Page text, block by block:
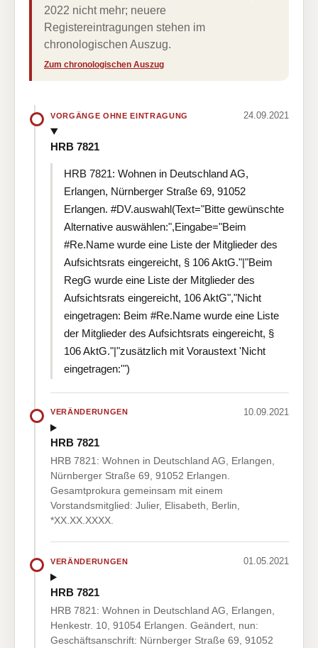
2022 nicht mehr; neuere
Registereintragungen stehen im
chronologischen Auszug.
Zum chronologischen Auszug
VORGÄNGE OHNE EINTRAGUNG 24.09.2021
HRB 7821
HRB 7821: Wohnen in Deutschland AG,
Erlangen, Nürnberger Straße 69, 91052
Erlangen. #DV.auswahl(Text="Bitte gewünschte
Alternative auswählen:",Eingabe="Beim
#Re.Name wurde eine Liste der Mitglieder des
Aufsichtsrats eingereicht, § 106 AktG."|"Beim
RegG wurde eine Liste der Mitglieder des
Aufsichtsrats eingereicht, 106 AktG","Nicht
eingetragen: Beim #Re.Name wurde eine Liste
der Mitglieder des Aufsichtsrats eingereicht, §
106 AktG."|"zusätzlich mit Voraustext 'Nicht
eingetragen:'")
VERÄNDERUNGEN 10.09.2021
HRB 7821
HRB 7821: Wohnen in Deutschland AG, Erlangen,
Nürnberger Straße 69, 91052 Erlangen.
Gesamtprokura gemeinsam mit einem
Vorstandsmitglied: Julier, Elisabeth, Berlin,
*XX.XX.XXXX.
VERÄNDERUNGEN 01.05.2021
HRB 7821
HRB 7821: Wohnen in Deutschland AG, Erlangen,
Henkestr. 10, 91054 Erlangen. Geändert, nun:
Geschäftsanschrift: Nürnberger Straße 69, 91052